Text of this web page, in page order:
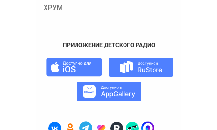
ХРУМ
ПРИЛОЖЕНИЕ ДЕТСКОГО РАДИО